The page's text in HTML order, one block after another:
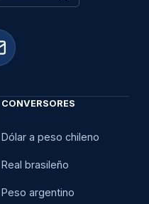
CONVERSORES
Dólar a peso chileno
Real brasileño
Peso argentino